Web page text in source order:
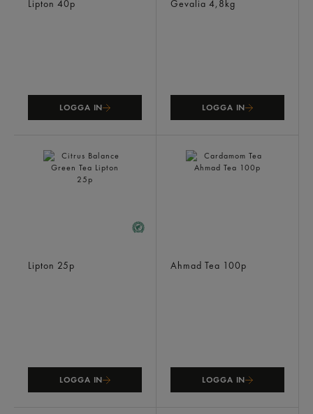
Lipton 40p
LOGGA IN
Gevalia 4,8kg
LOGGA IN
Lipton 25p
LOGGA IN
Ahmad Tea 100p
LOGGA IN